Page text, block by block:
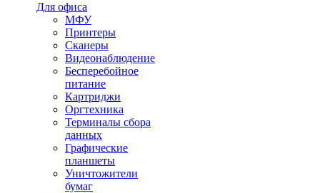
Для офиса
МФУ
Принтеры
Сканеры
Видеонаблюдение
Бесперебойное
питание
Картриджи
Оргтехника
Терминалы сбора
данных
Графические
планшеты
Уничтожители
бумаг